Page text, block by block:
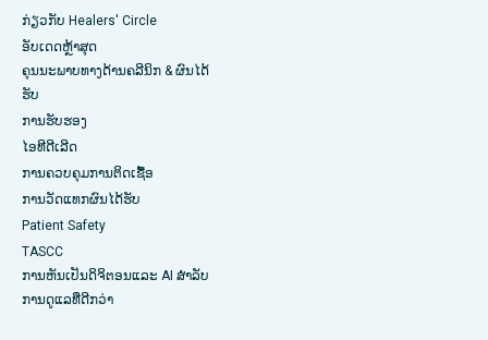
ກ່ຽວກັບ Healers' Circle
ອັບເດດຫຼ້າສຸດ
ຄຸນນະພາບທາງດ້ານຄລີນິກ & ຜົນໄດ້
ຮັບ
ການຮັບຮອງ
ໄອທີດີເລີດ
ການ​ຄວບ​ຄຸມ​ການ​ຕິດ​ເຊື້ອ​
ການວັດແທກຜົນໄດ້ຮັບ
Patient Safety
TASCC
ການຫັນເປັນດິຈິຕອນແລະ AI ສໍາລັບ
ການດູແລທີ່ດີກວ່າ